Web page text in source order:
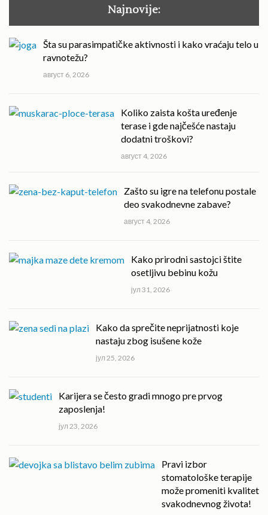
Najnovije:
Šta su parasimpatičke aktivnosti i kako vraćaju telo u
ravnotežu?
август 6, 2026
Koliko zaista košta uređenje
terase i gde najčešće nastaju
dodatni troškovi?
август 4, 2026
Zašto su igre na telefonu postale
deo svakodnevne zabave?
август 4, 2026
Kako prirodni sastojci štite
osetljivu bebinu kožu
јул 31, 2026
Kako da sprečite neprijatnosti koje
nastaju zbog isušene kože
јул 25, 2026
Karijera se često gradi mnogo pre prvog
zaposlenja!
јул 23, 2026
Pravi izbor
stomatološke terapije
može promeniti kvalitet
svakodnevnog života!